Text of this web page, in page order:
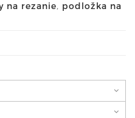
na rezanie, podložka na